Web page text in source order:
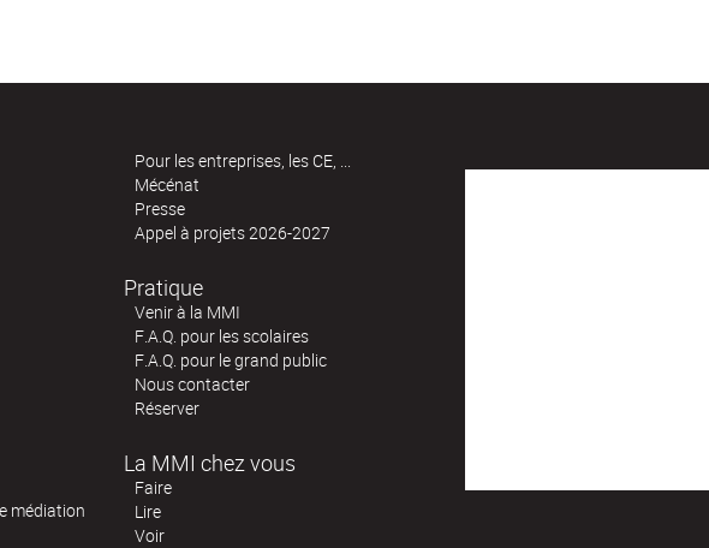
médiation
Pour les entreprises, les CE, ...
Mécénat
Presse
Appel à projets 2026-2027
Pratique
Venir à la MMI
F.A.Q. pour les scolaires
F.A.Q. pour le grand public
Nous contacter
Réserver
La MMI chez vous
Faire
Lire
Voir